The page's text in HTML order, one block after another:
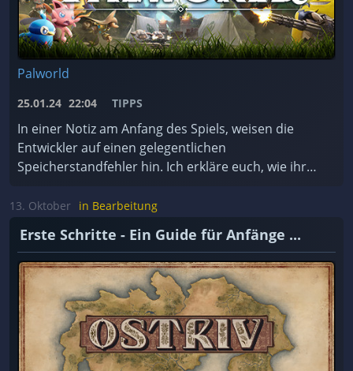
Palworld
25.01.24 22:04 TIPPS
In einer Notiz am Anfang des Spiels, weisen die
Entwickler auf einen gelegentlichen
Speicherstandfehler hin. Ich erkläre euch, wie ihr
achten müsst. ...
13. Oktober in Bearbeitung
Erste Schritte - Ein Guide für Anfänge ...